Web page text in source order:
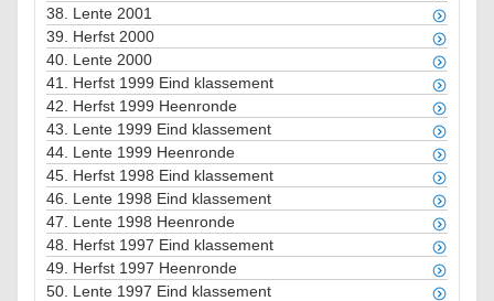
38. Lente 2001
39. Herfst 2000
40. Lente 2000
41. Herfst 1999 Eind klassement
42. Herfst 1999 Heenronde
43. Lente 1999 Eind klassement
44. Lente 1999 Heenronde
45. Herfst 1998 Eind klassement
46. Lente 1998 Eind klassement
47. Lente 1998 Heenronde
48. Herfst 1997 Eind klassement
49. Herfst 1997 Heenronde
50. Lente 1997 Eind klassement